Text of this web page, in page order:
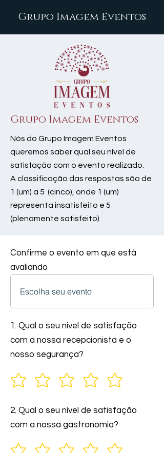
Grupo Imagem Eventos
Grupo Imagem Eventos
Nós do Grupo Imagem Eventos
queremos saber qual seu nível de
satisfação com o evento realizado.
A classificação das respostas são de
1 (um) a 5 (cinco), onde 1 (um)
representa insatisfeito e 5
(plenamente satisfeito)
Confirme o evento em que está
avaliando
1. Qual o seu nível de satisfação
com a nossa recepcionista e o
nosso segurança?
2. Qual o seu nível de satisfação
com a nossa gastronomia?